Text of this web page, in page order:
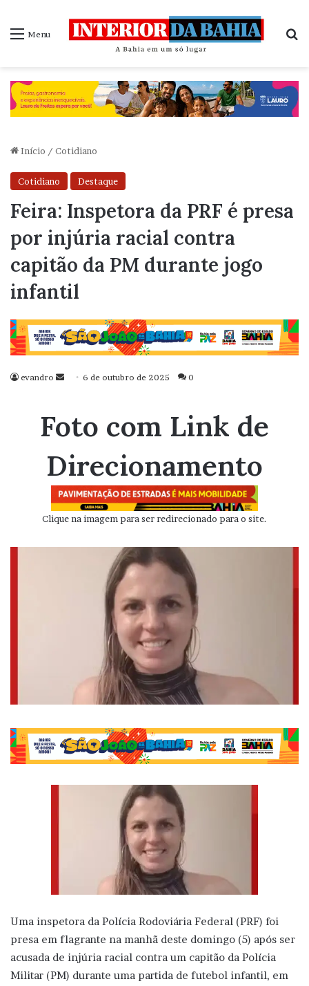
Menu
Início / Cotidiano
Cotidiano Destaque
Feira: Inspetora da PRF é presa
por injúria racial contra
capitão da PM durante jogo
infantil
evandro
Mande
mail
6 de outubro de 2025 0
Foto com Link de
Direcionamento
Clique na imagem para ser redirecionado para o site.
Uma inspetora da Polícia Rodoviária Federal (PRF) foi
presa em flagrante na manhã deste domingo (5) após ser
acusada de injúria racial contra um capitão da Polícia
Militar (PM) durante uma partida de futebol infantil, em